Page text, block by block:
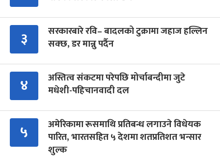
३
सरकारबारे रवि– बादलको टुक्रामा जहाज हल्लिन
सक्छ, डर मान्नु पर्दैन
४
अस्तित्व संकटमा परेपछि मोर्चाबन्दीमा जुटे
मधेशी-पहिचानवादी दल
५
अमेरिकामा रूसमाथि प्रतिबन्ध लगाउने विधेयक
पारित, भारतसहित ५ देशमा शतप्रतिशत भन्सार
शुल्क